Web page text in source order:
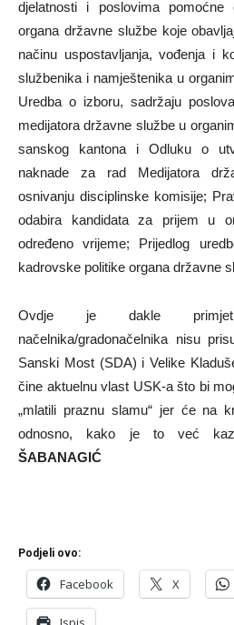
djelatnosti i poslovima pomoćne
organa državne službe koje
načinu uspostavljanja, vođenja i
službenika i namještenika u
Uredba o izboru, sadržaju
medijatora državne službe u
sanskog kantona i Odluku o
naknade za rad Medijatora
osnivanju disciplinske komisije;
odabira kandidata za prijem u
određeno vrijeme; Prijedlog
kadrovske politike organa državne
Ovdje je dakle
načelnika/gradonačelnika nisu
Sanski Most (SDA) i Velike
čine aktuelnu vlast USK-a što bi
„mlatili praznu slamu“ jer će na
odnosno, kako je to već
ŠABANAGIĆ
Podjeli ovo:
Facebook X